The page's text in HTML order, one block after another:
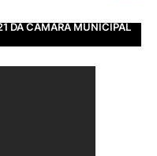
DA CÂMARA MUNICIPAL